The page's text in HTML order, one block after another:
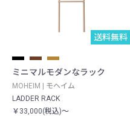
送料無料
ミニマルモダンなラック
MOHEIM | モヘイム
LADDER RACK
￥33,000(税込)～